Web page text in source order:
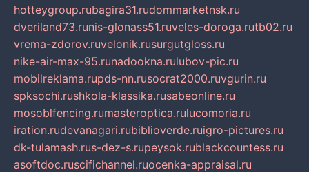
hotteygroup.rubagira31.rudommarketnsk.ru
dveriland73.runis-glonass51.ruveles-doroga.rutb02.ru
vrema-zdorov.ruvelonik.rusurgutgloss.ru
nike-air-max-95.runadookna.rulubov-pic.ru
mobilreklama.rupds-nn.rusocrat2000.ruvgurin.ru
spksochi.rushkola-klassika.rusabeonline.ru
mosoblfencing.rumasteroptica.rulucomoria.ru
iration.rudevanagari.rubiblioverde.ruigro-pictures.ru
dk-tulamash.rus-dez-s.rupeysok.rublackcountess.ru
asoftdoc.ruscifichannel.ruocenka-appraisal.ru